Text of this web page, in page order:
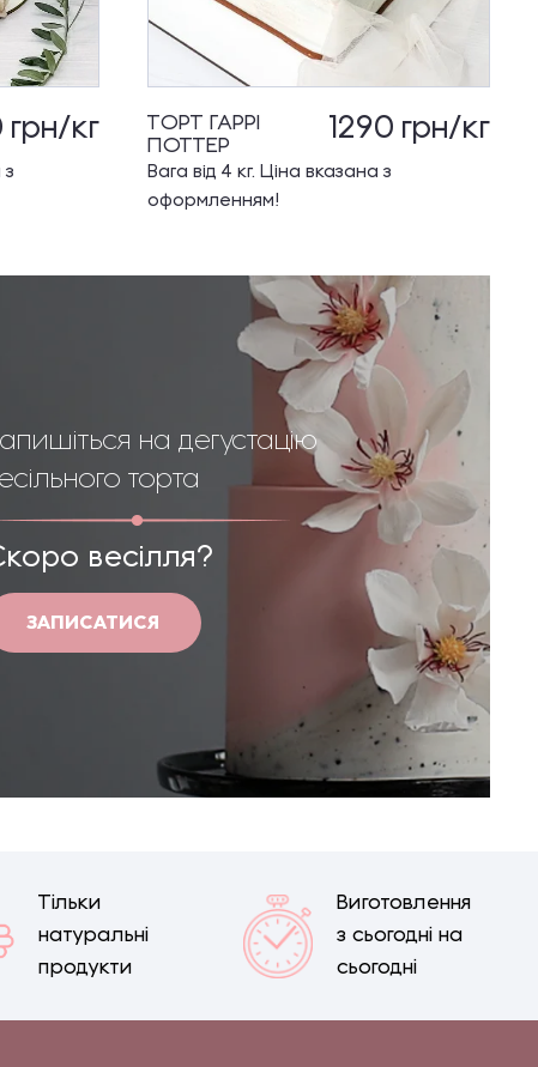
грн/кг
з
ТОРТ ГАРРІ
ПОТТЕР
1290 грн/кг
Вага від 4 кг. Ціна вказана з
оформленням!
на дегустацію
торта
весілля?
ЗАПИСАТИСЯ
Тільки
натуральні
продукти
Виготовлення
з сьогодні на
сьогодні